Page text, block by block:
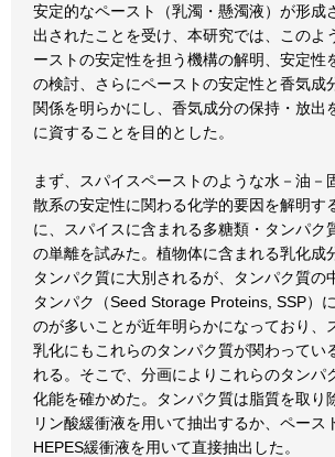
安定的なペースト（乳濁・懸濁液）が形成
出されたことを受け、本研究では、このよ
ーストの安定性を担う機構の解明、安定性
の検討、さらにペーストの安定性と香気成
関係を明らかにし、香気成分の保持・放出
に資することを目的とした。
まず、スパイスペーストのような水－油－
散系の安定性に関わる化学的要因を解明す
に、スパイスに含まれる多糖類・タンパク
の単離を試みた。植物体に含まれる乳化成
タンパク質に大別されるが、タンパク質の
タンパク（Seed Storage Proteins, SSP）
のが多いことが近年明らかになっており、
乳化にもこれらのタンパク質が関わってい
れる。そこで、分画によりこれらのタンパ
化能を確かめた。タンパク質は脂質を取り
リン酸緩衝液を用いて抽出するか、ペース
HEPES緩衝液を用いて直接抽出した。